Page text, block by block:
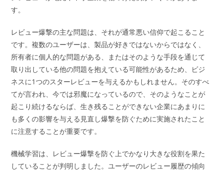
す。
レビュー爆撃の主な問題は、それが通常悪い信仰で起こること
です。複数のユーザーは、製品が好きではないからではなく、
所有者に個人的な問題がある、またはそのような手段を通じて
取り出している他の問題を抱えている可能性があるため、ビジ
ネスに1つのスターレビューを与えるかもしれません。そのすべ
てが言われ、今では邪魔になっているので、そのようなことが
起こり続けるならば、生き残ることができない企業にあまりに
も多くの影響を与える見直し爆撃を防ぐために実施されたこと
に注意することが重要です。
機械学習は、レビュー爆撃を防ぐ上でかなり大きな役割を果た
していることが判明しました。ユーザーのレビュー履歴の傾向